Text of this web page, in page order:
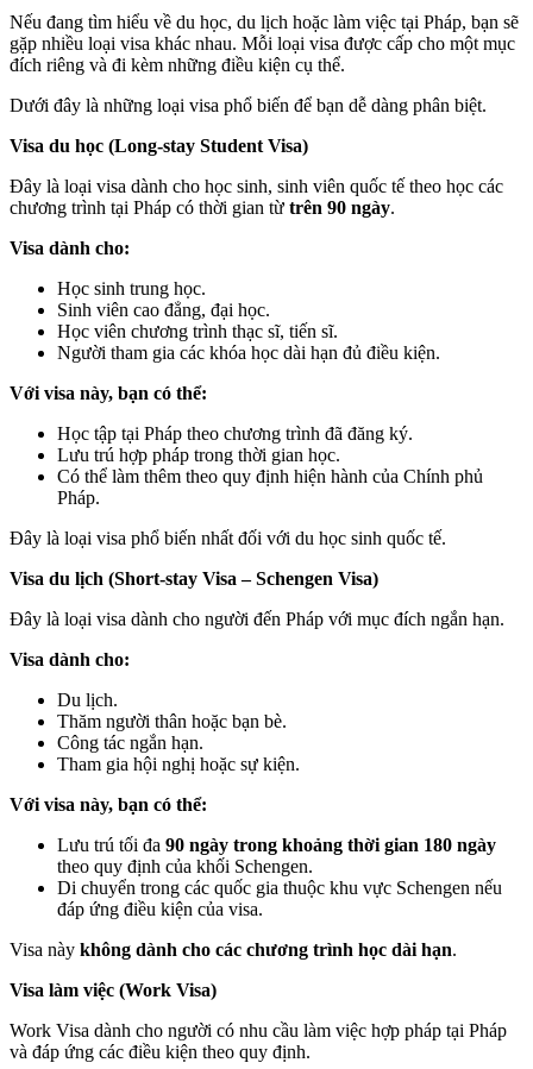
Nếu đang tìm hiểu về du học, du lịch hoặc làm việc tại Pháp, bạn sẽ
gặp nhiều loại visa khác nhau. Mỗi loại visa được cấp cho một mục
đích riêng và đi kèm những điều kiện cụ thể.
Dưới đây là những loại visa phổ biến để bạn dễ dàng phân biệt.
Visa du học (Long-stay Student Visa)
Đây là loại visa dành cho học sinh, sinh viên quốc tế theo học các
chương trình tại Pháp có thời gian từ trên 90 ngày.
Visa dành cho:
Học sinh trung học.
Sinh viên cao đẳng, đại học.
Học viên chương trình thạc sĩ, tiến sĩ.
Người tham gia các khóa học dài hạn đủ điều kiện.
Với visa này, bạn có thể:
Học tập tại Pháp theo chương trình đã đăng ký.
Lưu trú hợp pháp trong thời gian học.
Có thể làm thêm theo quy định hiện hành của Chính phủ
Pháp.
Đây là loại visa phổ biến nhất đối với du học sinh quốc tế.
Visa du lịch (Short-stay Visa – Schengen Visa)
Đây là loại visa dành cho người đến Pháp với mục đích ngắn hạn.
Visa dành cho:
Du lịch.
Thăm người thân hoặc bạn bè.
Công tác ngắn hạn.
Tham gia hội nghị hoặc sự kiện.
Với visa này, bạn có thể:
Lưu trú tối đa 90 ngày trong khoảng thời gian 180 ngày
theo quy định của khối Schengen.
Di chuyển trong các quốc gia thuộc khu vực Schengen nếu
đáp ứng điều kiện của visa.
Visa này không dành cho các chương trình học dài hạn.
Visa làm việc (Work Visa)
Work Visa dành cho người có nhu cầu làm việc hợp pháp tại Pháp
và đáp ứng các điều kiện theo quy định.